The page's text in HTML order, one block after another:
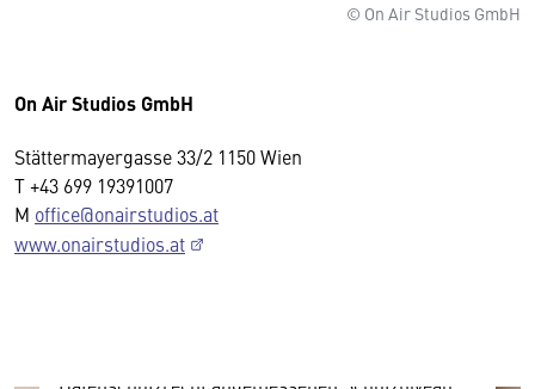
© On Air Studios GmbH
On Air Studios GmbH
Stättermayergasse 33/2 1150 Wien
T +43 699 19391007
M office@onairstudios.at
www.onairstudios.at
Hier würden wir Ihnen gerne einen externen
Inhalt anzeigen. Dafür benötigen wir allerdings
Ihre Zustimmung, da Ihr Browser